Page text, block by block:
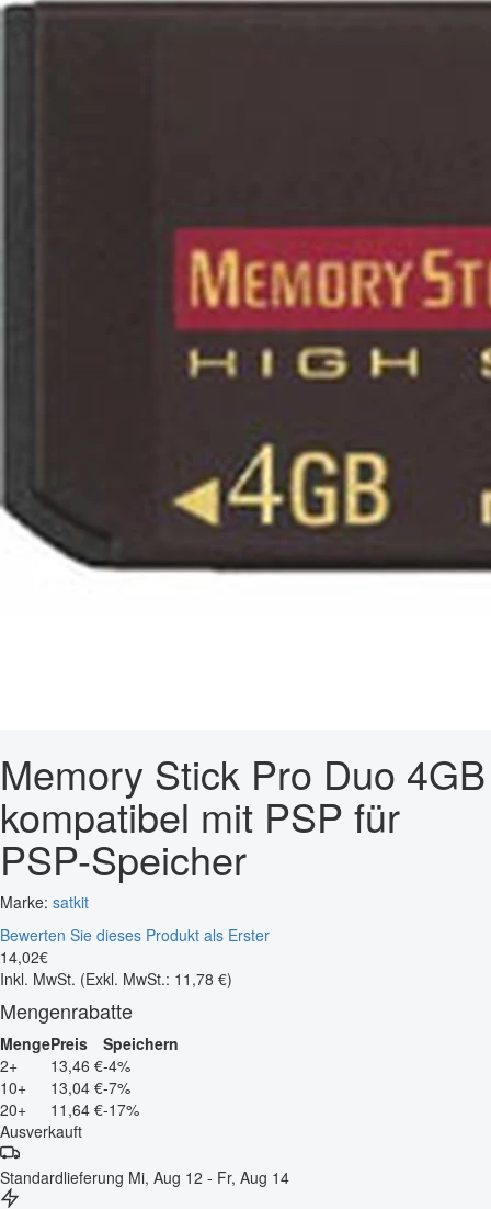
Memory Stick Pro Duo 4GB
kompatibel mit PSP für
PSP-Speicher
Marke: satkit
Bewerten Sie dieses Produkt als Erster
14,02€
Inkl. MwSt. (Exkl. MwSt.: 11,78 €)
Mengenrabatte
MengePreis
Speichern
2+
13,46 €-4%
10+
13,04 €-7%
20+
11,64 €-17%
Ausverkauft
Standardlieferung Mi, Aug 12 - Fr, Aug 14